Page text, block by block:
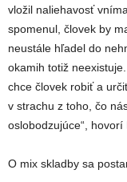
vložil naliehavosť
spomenul, človek by
neustále hľadel do
okamih totiž
chce človek robiť a
v strachu z toho, čo
oslobodzujúce“, hovorí
O mix skladby sa